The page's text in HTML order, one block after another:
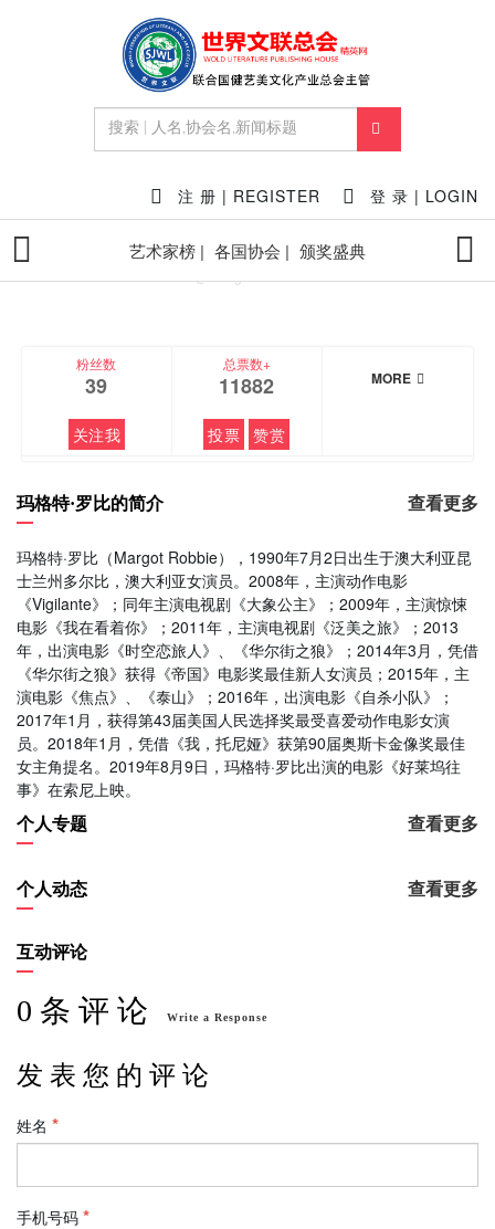
注 册 | REGISTER 登 录 | LOGIN
艺术家榜 | 各国协会 | 颁奖盛典
FEATURED
玛格特·罗比
粉丝数
39
关注我
总票数+
11882
投票 赞赏
MORE
玛格特·罗比的简介 查看更多
玛格特·罗比（Margot Robbie），1990年7月2日出生于澳大利亚昆
士兰州多尔比，澳大利亚女演员。2008年，主演动作电影
《Vigilante》；同年主演电视剧《大象公主》；2009年，主演惊悚
电影《我在看着你》；2011年，主演电视剧《泛美之旅》；2013
年，出演电影《时空恋旅人》、《华尔街之狼》；2014年3月，凭借
《华尔街之狼》获得《帝国》电影奖最佳新人女演员；2015年，主
演电影《焦点》、《泰山》；2016年，出演电影《自杀小队》；
2017年1月，获得第43届美国人民选择奖最受喜爱动作电影女演
员。2018年1月，凭借《我，托尼娅》获第90届奥斯卡金像奖最佳
女主角提名。2019年8月9日，玛格特·罗比出演的电影《好莱坞往
事》在索尼上映。
个人专题 查看更多
个人动态 查看更多
互动评论
0 条 评 论 Write a Response
发 表 您 的 评 论
姓名
手机号码